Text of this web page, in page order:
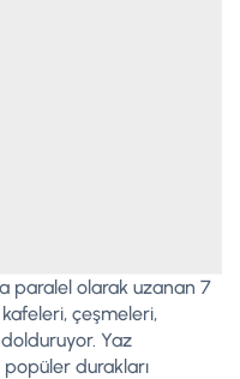
paralel olarak uzanan 7
çeşmeleri,
Yaz
durakları